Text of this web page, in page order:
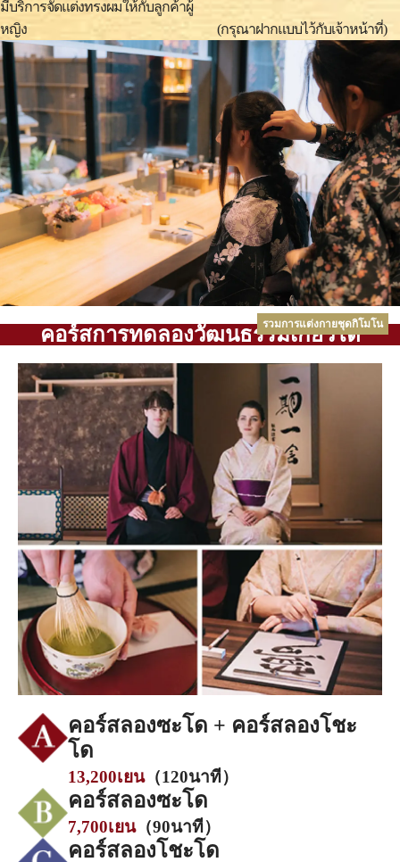
มีบริการจัดแต่งทรงผมให้กับลูกค้าผู้
หญิง (กรุณาฝากแบบไว้กับเจ้าหน้าที่)
คอร์สการทดลองวัฒนธรรมเกียวโต
รวมการแต่งกายชุดกิโมโน
คอร์สลองซะโด + คอร์สลองโชะ
โด
13,200เยน（120นาที）
คอร์สลองซะโด
7,700เยน（90นาที）
คอร์สลองโชะโด